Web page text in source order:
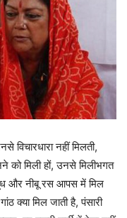
विचारधारा नहीं मिलती,
को मिली हों, उनसे मिलीभगत
और नीबू रस आपस में मिल
क्या मिल जाती है, पंसारी